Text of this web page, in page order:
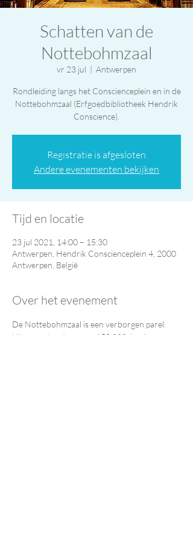
Schatten van de
Nottebohmzaal
vr 23 jul
  |
Antwerpen
Rondleiding langs het Conscienceplein en in de
Nottebohmzaal (Erfgoedbibliotheek Hendrik
Conscience).
Registratie is afgesloten
Andere evenementen bekijken
Tijd en locatie
23 jul 2021, 14:00 – 15:30
Antwerpen, Hendrik Conscienceplein 4, 2000
Antwerpen, België
Over het evenement
De Nottebohmzaal is een verborgen parel.
Hier worden de eerste 150.000  boeken van